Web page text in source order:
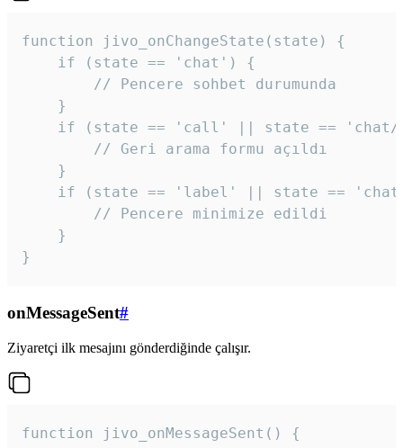
function jivo_onChangeState(state) {
    if (state == 'chat') {
        // Pencere sohbet durumunda
    }
if (state == 'call' || state ==
        // Geri arama formu açıldı
    }
if (state == 'label' || state ==
        // Pencere minimize edildi
    }
}
onMessageSent#
Ziyaretçi ilk mesajını gönderdiğinde çalışır.
function jivo_onMessageSent() {